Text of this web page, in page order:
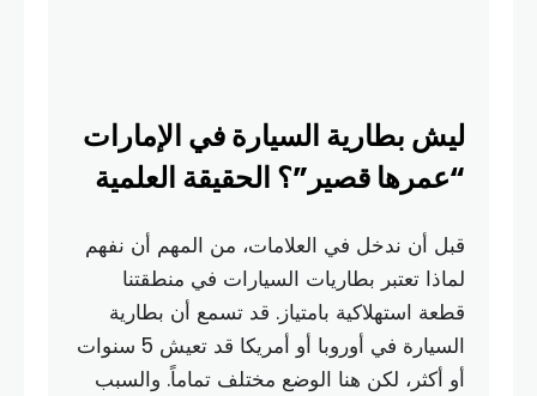
ليش بطارية السيارة في الإمارات
“عمرها قصير”؟ الحقيقة العلمية
قبل أن ندخل في العلامات، من المهم أن نفهم
لماذا تعتبر بطاريات السيارات في منطقتنا
قطعة استهلاكية بامتياز. قد تسمع أن بطارية
السيارة في أوروبا أو أمريكا قد تعيش 5 سنوات
أو أكثر، لكن هنا الوضع مختلف تماماً. والسبب